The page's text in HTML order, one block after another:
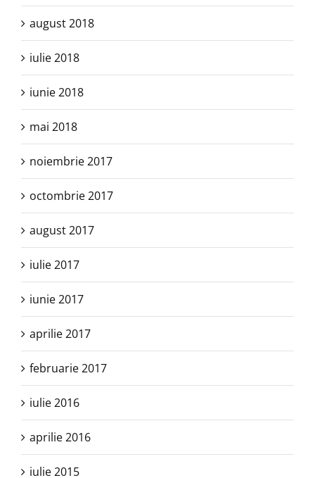
august 2018
iulie 2018
iunie 2018
mai 2018
noiembrie 2017
octombrie 2017
august 2017
iulie 2017
iunie 2017
aprilie 2017
februarie 2017
iulie 2016
aprilie 2016
iulie 2015